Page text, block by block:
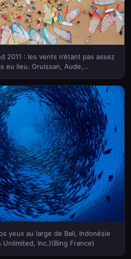
2011 : les vents n’étant pas assez
eu lieu. Gruissan, Aude,
yeux au large de Bali, Indonésie
Inc.)(Bing France)